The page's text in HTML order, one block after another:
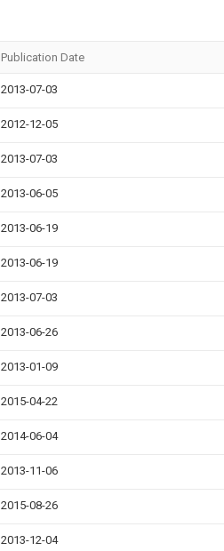
Publication Date
2013-07-03
2012-12-05
2013-07-03
2013-06-05
2013-06-19
2013-06-19
2013-07-03
2013-06-26
2013-01-09
2015-04-22
2014-06-04
2013-11-06
2015-08-26
2013-12-04